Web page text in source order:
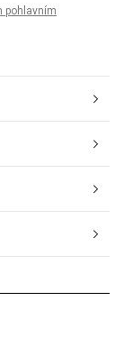
pohlavním